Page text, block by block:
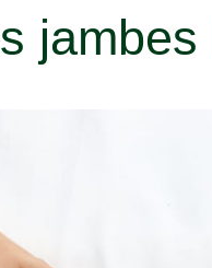
jambes